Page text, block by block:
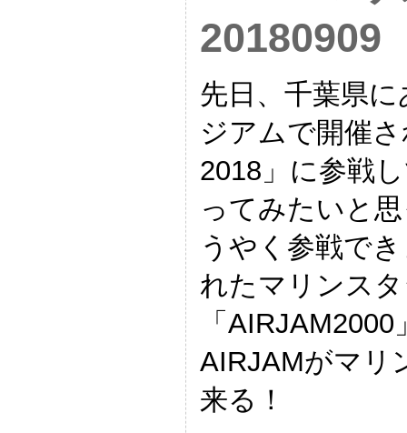
20180909
先日、千葉県
ジアムで開催
2018」に参戦
ってみたいと
うやく参戦で
れたマリンス
「
AIRJAMがマリ
来る！